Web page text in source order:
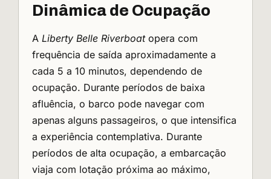
Dinâmica de Ocupação
A Liberty Belle Riverboatopera com
frequência de saída aproximadamente a
cada 5 a 10 minutos, dependendo de
ocupação. Durante períodos de baixa
afluência, o barco pode navegar com
apenas alguns passageiros, o que intensifica
a experiência contemplativa. Durante
períodos de alta ocupação, a embarcação
viaja com lotação próxima ao máximo,